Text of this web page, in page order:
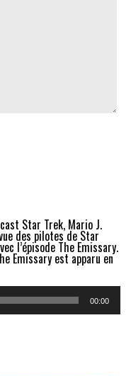
Star Trek, Mario J.
des pilotes de Star
l’épisode The Emissary.
Emissary est apparu en
00:00